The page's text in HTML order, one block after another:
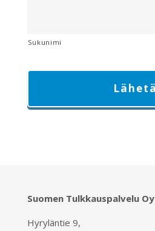
Sukunimi
Suomen Tulkkauspalvelu Oy
Hyryläntie 9,